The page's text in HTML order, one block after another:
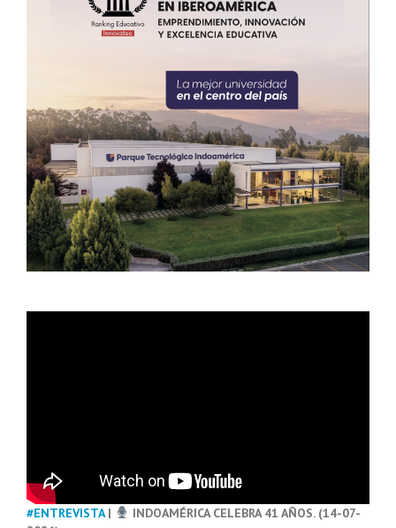
#ENTREVISTA|
INDOAMÉRICA CELEBRA 41 AÑOS. (14-07-